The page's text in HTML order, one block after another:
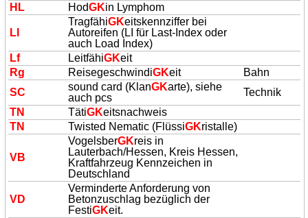
HL
HodGKin Lymphom
LI
TragfähiGKeitskennziffer bei
Autoreifen (LI für Last-Index oder
auch Load Index)
Lf
LeitfähiGKeit
Rg
ReisegeschwindiGKeit
Bahn
SC
sound card (KlanGKarte), siehe
auch pcs
Technik
TN
TätiGKeitsnachweis
TN
Twisted Nematic (FlüssiGKristalle)
VB
VogelsberGKreis in
Lauterbach/Hessen, Kreis Hessen,
Kraftfahrzeug Kennzeichen in
Deutschland
VD
Verminderte Anforderung von
Betonzuschlag bezüglich der
FestiGKeit.